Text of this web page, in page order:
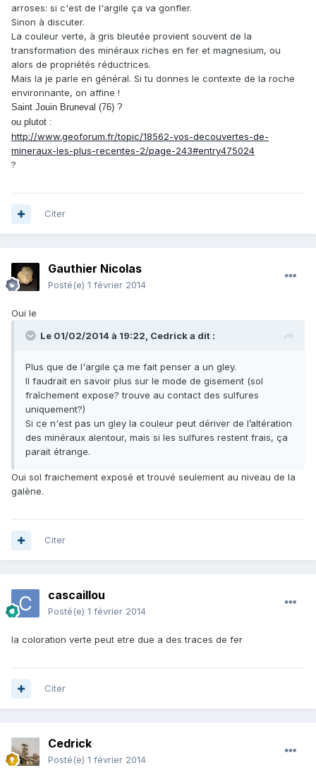
arroses: si c'est de l'argile ça va gonfler.
Sinon à discuter.
La couleur verte, à gris bleutée provient souvent de la
transformation des minéraux riches en fer et magnesium, ou
alors de propriétés réductrices.
Mais la je parle en général. Si tu donnes le contexte de la roche
environnante, on affine !
Saint Jouin Bruneval (76) ?
ou plutot :
http://www.geoforum.fr/topic/18562-vos-decouvertes-de-
mineraux-les-plus-recentes-2/page-243#entry475024
?
Citer
Gauthier Nicolas
Posté(e) 1 février 2014
Oui le
Le 01/02/2014 à 19:22, Cedrick a dit :
Plus que de l'argile ça me fait penser a un gley.
Il faudrait en savoir plus sur le mode de gisement (sol
fraîchement expose? trouve au contact des sulfures
uniquement?)
Si ce n'est pas un gley la couleur peut dériver de l’altération
des minéraux alentour, mais si les sulfures restent frais, ça
parait étrange.
Oui sol fraichement exposé et trouvé seulement au niveau de la
galène.
Citer
cascaillou
Posté(e) 1 février 2014
la coloration verte peut etre due a des traces de fer
Citer
Cedrick
Posté(e) 1 février 2014